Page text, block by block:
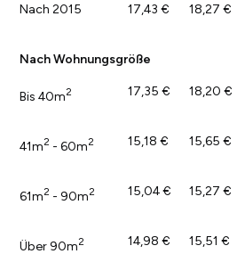
Nach 2015 17,43 € 18,27 €
Nach Wohnungsgröße
Bis 40m2 17,35 € 18,20 €
41m2 - 60m2 15,18 € 15,65 €
61m2 - 90m2 15,04 € 15,27 €
Über 90m2 14,98 € 15,51 €